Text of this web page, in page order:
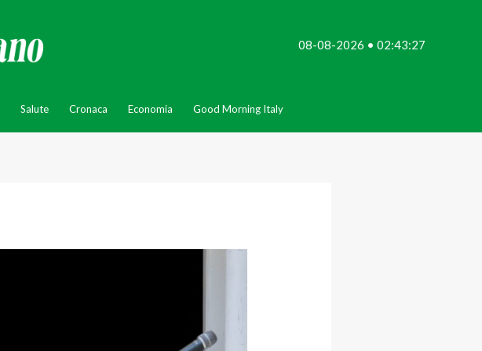
08-08-2026 • 02:43:27
Salute Cronaca Economia Good Morning Italy